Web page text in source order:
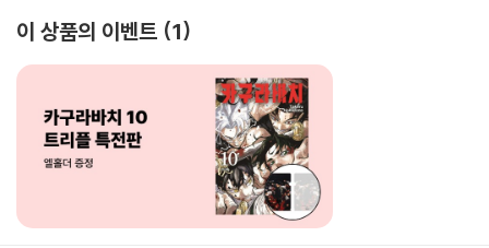
이 상품의 이벤트 1